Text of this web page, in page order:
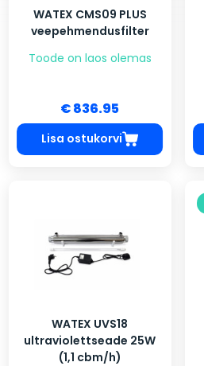
WATEX CMS09 PLUS
veepehmendusfilter
Toode on laos olemas
€ 836.95
Lisa ostukorvi
WATEX UVS18
ultraviolettseade 25W
(1,1 cbm/h)